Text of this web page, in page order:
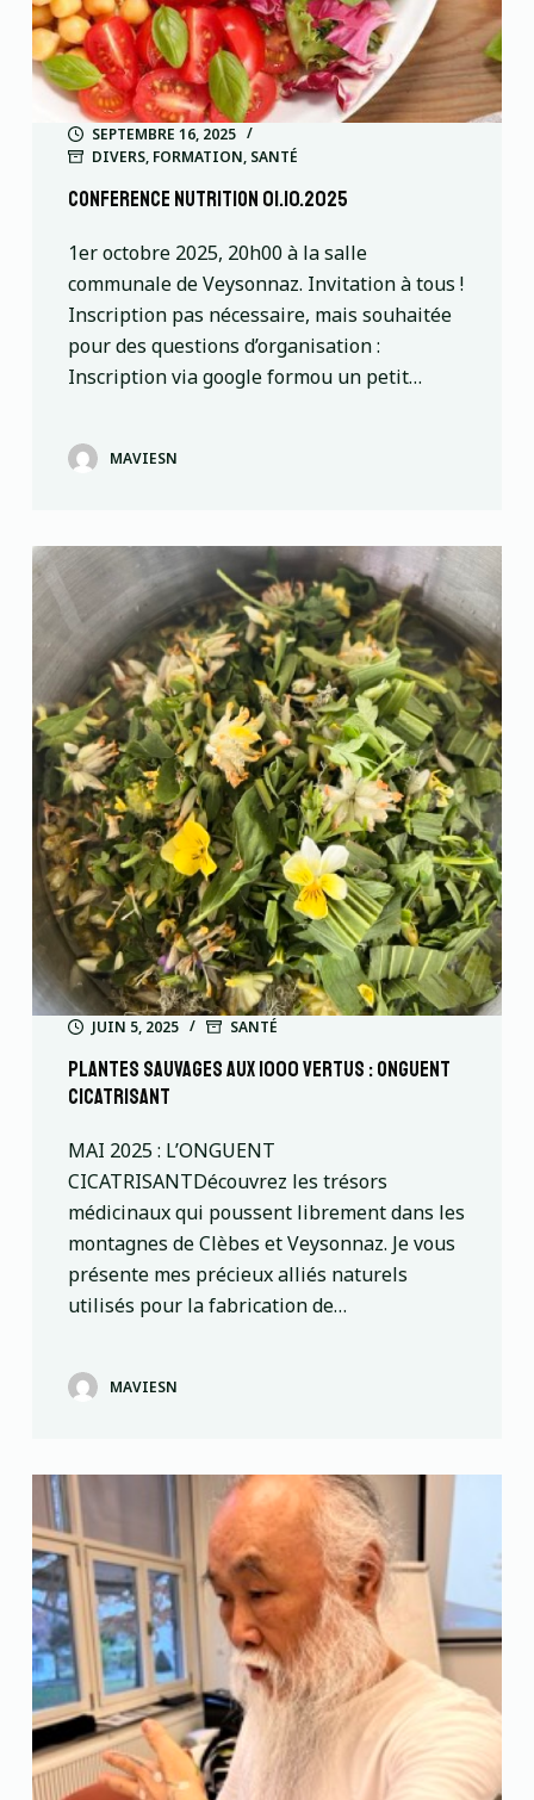
SEPTEMBRE 16, 2025
DIVERS, FORMATION, SANTÉ
conference nutrition 01.10.2025
1er octobre 2025, 20h00 à la salle
communale de Veysonnaz. Invitation à tous !
Inscription pas nécessaire, mais souhaitée
pour des questions d’organisation :
Inscription via google formou un petit…
MAVIESN
JUIN 5, 2025 SANTÉ
plantes sauvages AUX 1000 VERTUS : onguent
cicatrisant
MAI 2025 : L’ONGUENT
CICATRISANTDécouvrez les trésors
médicinaux qui poussent librement dans les
montagnes de Clèbes et Veysonnaz. Je vous
présente mes précieux alliés naturels
utilisés pour la fabrication de…
MAVIESN